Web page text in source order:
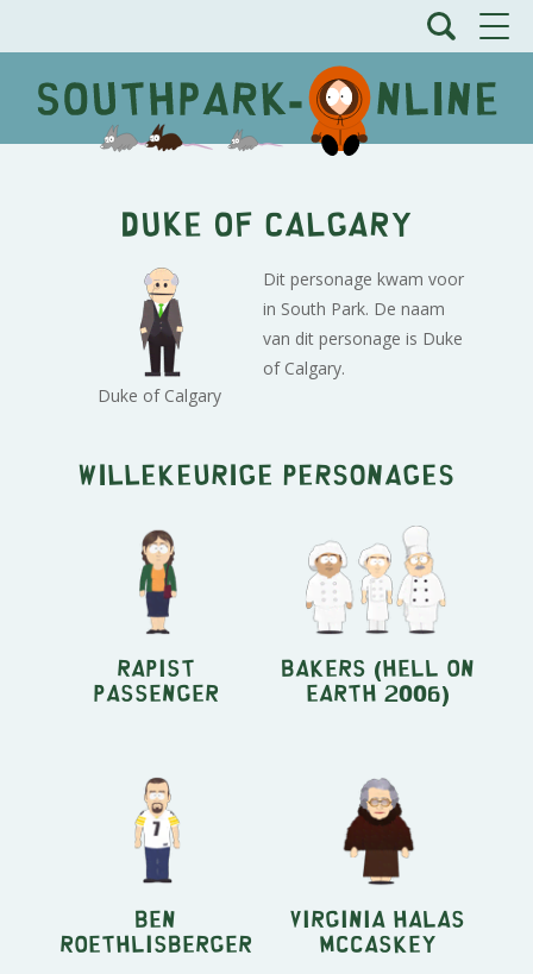
Duke of Calgary
Duke of Calgary
Dit personage kwam voor
in South Park. De naam
van dit personage is Duke
of Calgary.
Willekeurige personages
Rapist
Passenger
Bakers (Hell on
Earth 2006)
Ben
Roethlisberger
Virginia Halas
McCaskey